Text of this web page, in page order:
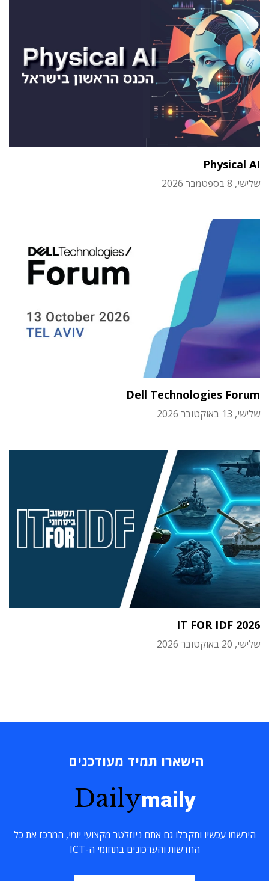
Physical AI
שלישי, 8 בספטמבר 2026
Dell Technologies Forum
שלישי, 13 באוקטובר 2026
IT FOR IDF 2026
שלישי, 20 באוקטובר 2026
הישארו תמיד מעודכנים
Dailymaily
הירשמו עכשיו ותקבלו גם אתם ניוזלטר מקצועי יומי, המרכז את כל
החדשות והעדכונים בתחומי ה-ICT